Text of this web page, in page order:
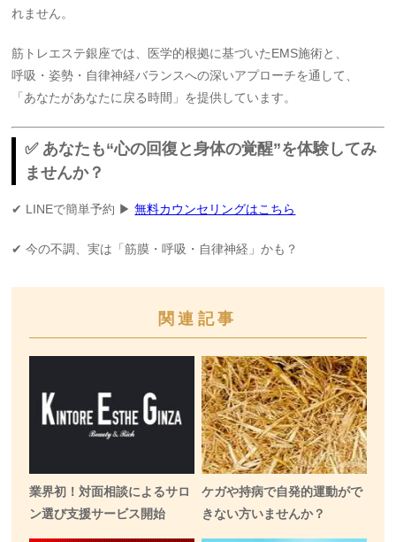
れません。
筋トレエステ銀座では、医学的根拠に基づいたEMS施術と、
呼吸・姿勢・自律神経バランスへの深いアプローチを通して、
「あなたがあなたに戻る時間」を提供しています。
✅ あなたも“心の回復と身体の覚醒”を体験してみ
ませんか？
✔ LINEで簡単予約 ▶無料カウンセリングはこちら
✔ 今の不調、実は「筋膜・呼吸・自律神経」かも？
関連記事
業界初！対面相談によるサロ
ン選び支援サービス開始
ケガや持病で自発的運動がで
きない方いませんか？